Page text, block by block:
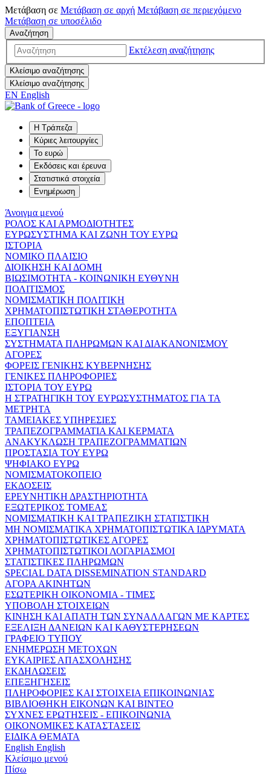
Μετάβαση σε Μετάβαση σε αρχή Μετάβαση σε περιεχόμενο
Μετάβαση σε υποσέλιδο
Αναζήτηση
Εκτέλεση αναζήτησης
Κλείσιμο αναζήτησης
Κλείσιμο αναζήτησης
EN English
Η Τράπεζα
Κύριες λειτουργίες
Το ευρώ
Εκδόσεις και έρευνα
Στατιστικά στοιχεία
Ενημέρωση
Άνοιγμα μενού
ΡΟΛΟΣ ΚΑΙ ΑΡΜΟΔΙΟΤΗΤΕΣ
ΕΥΡΩΣΥΣΤΗΜΑ ΚΑΙ ΖΩΝΗ ΤΟΥ ΕΥΡΩ
ΙΣΤΟΡΙΑ
ΝΟΜΙΚΟ ΠΛΑΙΣΙΟ
ΔΙΟΙΚΗΣΗ ΚΑΙ ΔΟΜΗ
ΒΙΩΣΙΜΟΤΗΤΑ - ΚΟΙΝΩΝΙΚΗ ΕΥΘΥΝΗ
ΠΟΛΙΤΙΣΜΟΣ
ΝΟΜΙΣΜΑΤΙΚΗ ΠΟΛΙΤΙΚΗ
ΧΡΗΜΑΤΟΠΙΣΤΩΤΙΚΗ ΣΤΑΘΕΡΟΤΗΤΑ
ΕΠΟΠΤΕΙΑ
ΕΞΥΓΙΑΝΣΗ
ΣΥΣΤΗΜΑΤΑ ΠΛΗΡΩΜΩΝ ΚΑΙ ΔΙΑΚΑΝΟΝΙΣΜΟΥ
ΑΓΟΡΕΣ
ΦΟΡΕΙΣ ΓΕΝΙΚΗΣ ΚΥΒΕΡΝΗΣΗΣ
ΓΕΝΙΚΕΣ ΠΛΗΡΟΦΟΡΙΕΣ
ΙΣΤΟΡΙΑ ΤΟΥ ΕΥΡΩ
Η ΣΤΡΑΤΗΓΙΚΗ ΤΟΥ ΕΥΡΩΣΥΣΤΗΜΑΤΟΣ ΓΙΑ ΤΑ
ΜΕΤΡΗΤΑ
ΤΑΜΕΙΑΚΕΣ ΥΠΗΡΕΣΙΕΣ
ΤΡΑΠΕΖΟΓΡΑΜΜΑΤΙΑ ΚΑΙ ΚΕΡΜΑΤΑ
ΑΝΑΚΥΚΛΩΣΗ ΤΡΑΠΕΖΟΓΡΑΜΜΑΤΙΩΝ
ΠΡΟΣΤΑΣΙΑ ΤΟΥ ΕΥΡΩ
ΨΗΦΙΑΚΟ ΕΥΡΩ
ΝΟΜΙΣΜΑΤΟΚΟΠΕΙΟ
ΕΚΔΟΣΕΙΣ
ΕΡΕΥΝΗΤΙΚΗ ΔΡΑΣΤΗΡΙΟΤΗΤΑ
ΕΞΩΤΕΡΙΚΟΣ ΤΟΜΕΑΣ
ΝΟΜΙΣΜΑΤΙΚΗ ΚΑΙ ΤΡΑΠΕΖΙΚΗ ΣΤΑΤΙΣΤΙΚΗ
ΜΗ ΝΟΜΙΣΜΑΤΙΚΑ ΧΡΗΜΑΤΟΠΙΣΤΩΤΙΚΑ ΙΔΡΥΜΑΤΑ
ΧΡΗΜΑΤΟΠΙΣΤΩΤΙΚΕΣ ΑΓΟΡΕΣ
ΧΡΗΜΑΤΟΠΙΣΤΩΤΙΚΟΙ ΛΟΓΑΡΙΑΣΜΟΙ
ΣΤΑΤΙΣΤΙΚΕΣ ΠΛΗΡΩΜΩΝ
SPECIAL DATA DISSEMINATION STANDARD
ΑΓΟΡΑ ΑΚΙΝΗΤΩΝ
ΕΣΩΤΕΡΙΚΗ ΟΙΚΟΝΟΜΙΑ - ΤΙΜΕΣ
ΥΠΟΒΟΛΗ ΣΤΟΙΧΕΙΩΝ
ΚΙΝΗΣΗ ΚΑΙ ΑΠΑΤΗ ΤΩΝ ΣΥΝΑΛΛΑΓΩΝ ΜΕ ΚΑΡΤΕΣ
ΕΞΕΛΙΞΗ ΔΑΝΕΙΩΝ ΚΑΙ ΚΑΘΥΣΤΕΡΗΣΕΩΝ
ΓΡΑΦΕΙΟ ΤΥΠΟΥ
ΕΝΗΜΕΡΩΣΗ ΜΕΤΟΧΩΝ
ΕΥΚΑΙΡΙΕΣ ΑΠΑΣΧΟΛΗΣΗΣ
ΕΚΔΗΛΩΣΕΙΣ
ΕΠΕΞΗΓΗΣΕΙΣ
ΠΛΗΡΟΦΟΡΙΕΣ ΚΑΙ ΣΤΟΙΧΕΙΑ ΕΠΙΚΟΙΝΩΝΙΑΣ
ΒΙΒΛΙΟΘΗΚΗ ΕΙΚΟΝΩΝ ΚΑΙ ΒΙΝΤΕΟ
ΣΥΧΝΕΣ ΕΡΩΤΗΣΕΙΣ - ΕΠΙΚΟΙΝΩΝΙΑ
ΟΙΚΟΝΟΜΙΚΕΣ ΚΑΤΑΣΤΑΣΕΙΣ
ΕΙΔΙΚΑ ΘΕΜΑΤΑ
English English
Κλείσιμο μενού
Πίσω